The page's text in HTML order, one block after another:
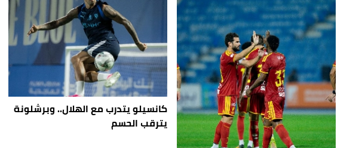
كانسيلو يتدرب مع الهلال.. وبرشلونة
يترقب الحسم